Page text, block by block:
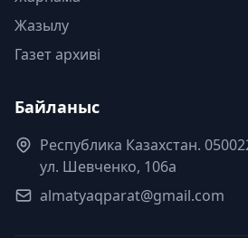
Жазылу
Газет архиві
Байланыс
Республика Казахстан.
ул. Шевченко, 106а
almatyaqparat@gmail.com